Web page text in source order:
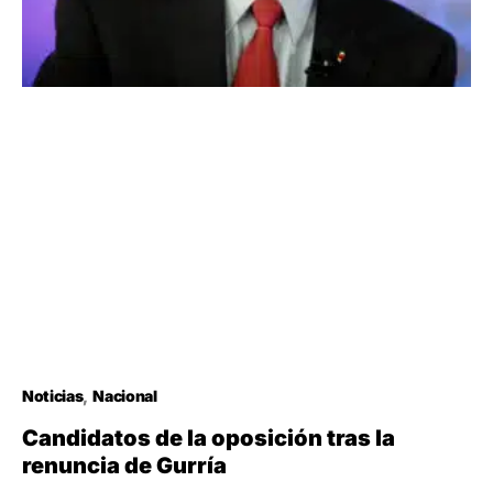
Noticias Nacional
Candidatos de la oposición tras la
renuncia de Gurría